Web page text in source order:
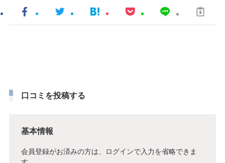
口コミを投稿する
基本情報
会員登録がお済みの方は、 ログインで入力を省略できま